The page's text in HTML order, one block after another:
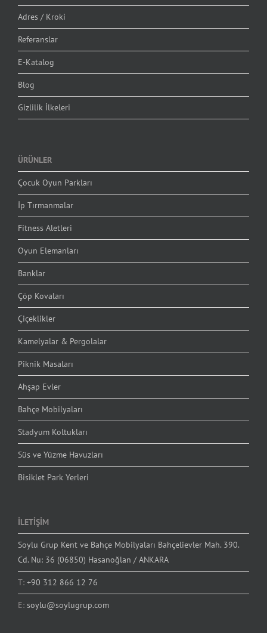
Adres / Kroki
Referanslar
E-Katalog
Blog
Gizlilik İlkeleri
ÜRÜNLER
Çocuk Oyun Parkları
İp Tırmanmalar
Fitness Aletleri
Oyun Elemanları
Banklar
Çöp Kovaları
Çiçeklikler
Kamelyalar & Pergolalar
Piknik Masaları
Ahşap Evler
Bahçe Mobilyaları
Stadyum Koltukları
Süs ve Yüzme Havuzları
Bisiklet Park Yerleri
İLETİŞİM
Soylu Grup Kent ve Bahçe Mobilyaları Bahçelievler Mah. 390.
Cd. Nu: 36 (06850) Hasanoğlan / ANKARA
T: +90 312 866 12 76
E: soylu@soylugrup.com